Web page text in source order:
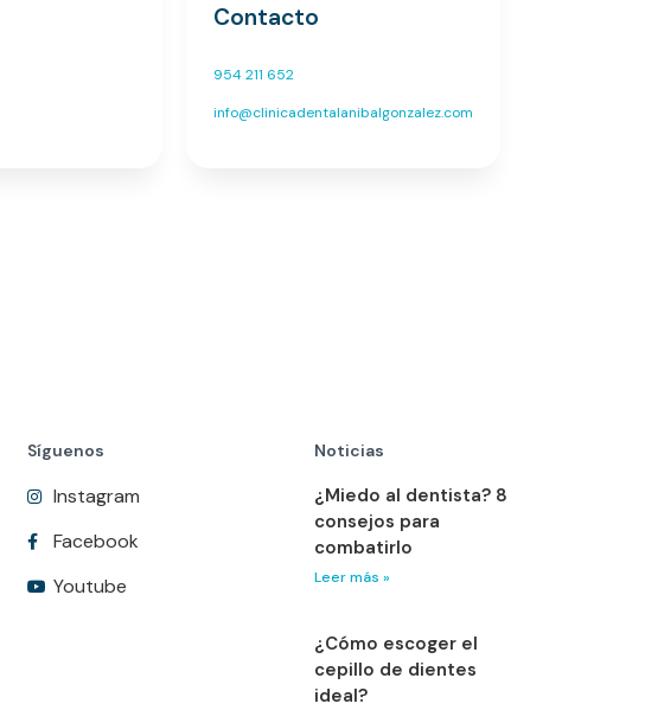
Contacto
954 211 652
info@clinicadentalanibalgonzalez.com
Síguenos
Instagram
Facebook
Youtube
Noticias
¿Miedo al dentista? 8
consejos para
combatirlo
Leer más »
¿Cómo escoger el
cepillo de dientes
ideal?